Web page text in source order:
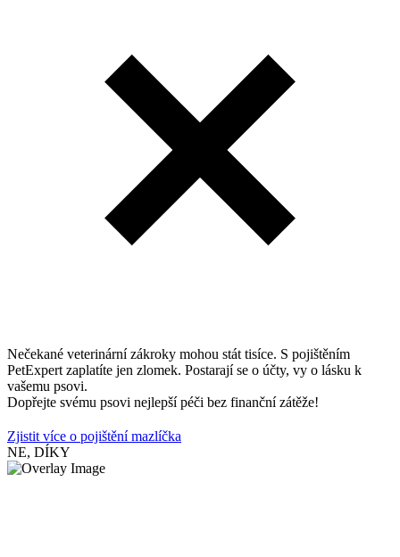
Nečekané veterinární zákroky mohou stát tisíce. S pojištěním
PetExpert zaplatíte jen zlomek. Postarají se o účty, vy o lásku k
vašemu psovi.
Dopřejte svému psovi nejlepší péči bez finanční zátěže!
Zjistit více o pojištění mazlíčka
NE, DÍKY